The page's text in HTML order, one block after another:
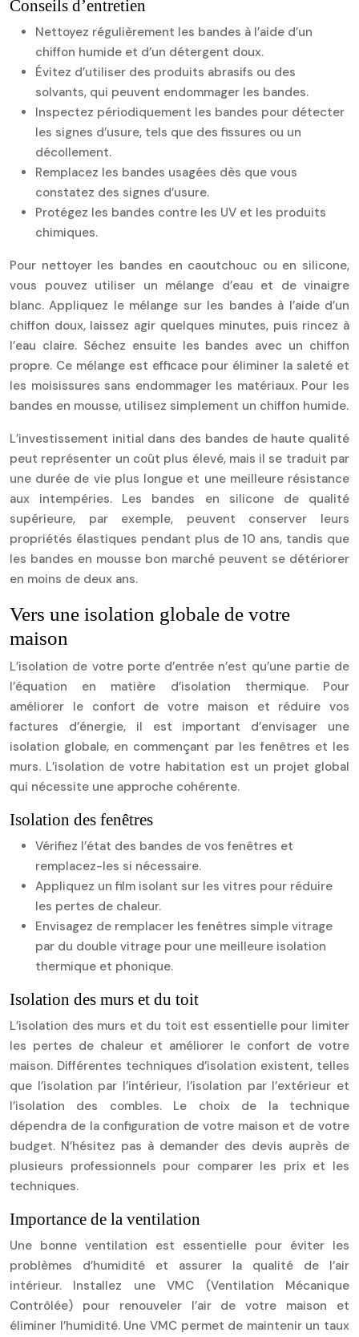
Conseils d’entretien
Nettoyez régulièrement les bandes à l’aide d’un
chiffon humide et d’un détergent doux.
Évitez d’utiliser des produits abrasifs ou des
solvants, qui peuvent endommager les bandes.
Inspectez périodiquement les bandes pour détecter
les signes d’usure, tels que des fissures ou un
décollement.
Remplacez les bandes usagées dès que vous
constatez des signes d’usure.
Protégez les bandes contre les UV et les produits
chimiques.
Pour nettoyer les bandes en caoutchouc ou en silicone,
vous pouvez utiliser un mélange d’eau et de vinaigre
blanc. Appliquez le mélange sur les bandes à l’aide d’un
chiffon doux, laissez agir quelques minutes, puis rincez à
l’eau claire. Séchez ensuite les bandes avec un chiffon
propre. Ce mélange est efficace pour éliminer la saleté et
les moisissures sans endommager les matériaux. Pour les
bandes en mousse, utilisez simplement un chiffon humide.
L’investissement initial dans des bandes de haute qualité
peut représenter un coût plus élevé, mais il se traduit par
une durée de vie plus longue et une meilleure résistance
aux intempéries. Les bandes en silicone de qualité
supérieure, par exemple, peuvent conserver leurs
propriétés élastiques pendant plus de 10 ans, tandis que
les bandes en mousse bon marché peuvent se détériorer
en moins de deux ans.
Vers une isolation globale de votre
maison
L’isolation de votre porte d’entrée n’est qu’une partie de
l’équation en matière d’isolation thermique. Pour
améliorer le confort de votre maison et réduire vos
factures d’énergie, il est important d’envisager une
isolation globale, en commençant par les fenêtres et les
murs. L’isolation de votre habitation est un projet global
qui nécessite une approche cohérente.
Isolation des fenêtres
Vérifiez l’état des bandes de vos fenêtres et
remplacez-les si nécessaire.
Appliquez un film isolant sur les vitres pour réduire
les pertes de chaleur.
Envisagez de remplacer les fenêtres simple vitrage
par du double vitrage pour une meilleure isolation
thermique et phonique.
Isolation des murs et du toit
L’isolation des murs et du toit est essentielle pour limiter
les pertes de chaleur et améliorer le confort de votre
maison. Différentes techniques d’isolation existent, telles
que l’isolation par l’intérieur, l’isolation par l’extérieur et
l’isolation des combles. Le choix de la technique
dépendra de la configuration de votre maison et de votre
budget. N’hésitez pas à demander des devis auprès de
plusieurs professionnels pour comparer les prix et les
techniques.
Importance de la ventilation
Une bonne ventilation est essentielle pour éviter les
problèmes d’humidité et assurer la qualité de l’air
intérieur. Installez une VMC (Ventilation Mécanique
Contrôlée) pour renouveler l’air de votre maison et
éliminer l’humidité. Une VMC permet de maintenir un taux